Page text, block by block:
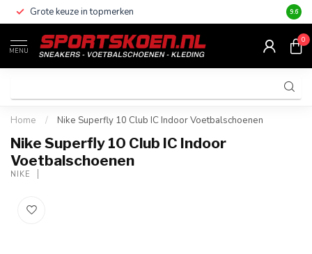
Grote keuze in topmerken Altijd
9.6
MENU
0
Home / Nike Superfly 10 Club IC Indoor Voetbalschoenen
Nike Superfly 10 Club IC Indoor
Voetbalschoenen
NIKE